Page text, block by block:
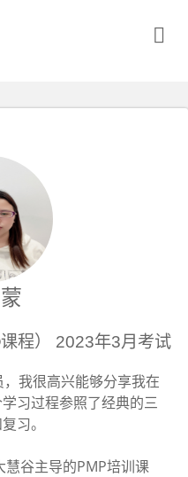
程） 2023年3月考试
我很高兴能够分享我在
习过程参照了经典的三
习。
谷主导的PMP培训课